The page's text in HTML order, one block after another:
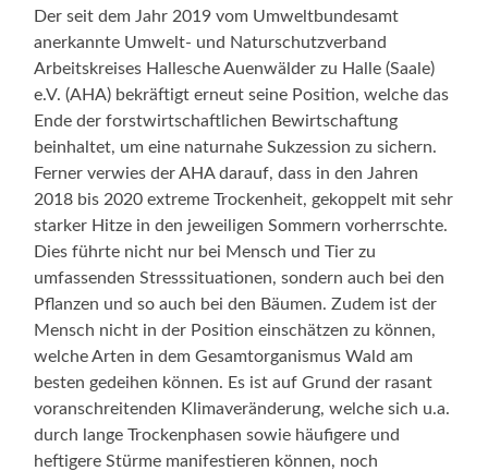
Der seit dem Jahr 2019 vom Umweltbundesamt
anerkannte Umwelt- und Naturschutzverband
Arbeitskreises Hallesche Auenwälder zu Halle (Saale)
e.V. (AHA) bekräftigt erneut seine Position, welche das
Ende der forstwirtschaftlichen Bewirtschaftung
beinhaltet, um eine naturnahe Sukzession zu sichern.
Ferner verwies der AHA darauf, dass in den Jahren
2018 bis 2020 extreme Trockenheit, gekoppelt mit sehr
starker Hitze in den jeweiligen Sommern vorherrschte.
Dies führte nicht nur bei Mensch und Tier zu
umfassenden Stresssituationen, sondern auch bei den
Pflanzen und so auch bei den Bäumen. Zudem ist der
Mensch nicht in der Position einschätzen zu können,
welche Arten in dem Gesamtorganismus Wald am
besten gedeihen können. Es ist auf Grund der rasant
voranschreitenden Klimaveränderung, welche sich u.a.
durch lange Trockenphasen sowie häufigere und
heftigere Stürme manifestieren können, noch